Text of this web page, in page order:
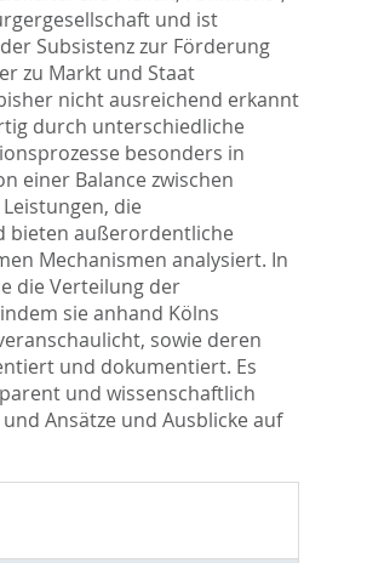
und ist
Subsistenz zur Förderung
zu Markt und Staat
nicht ausreichend erkannt
durch unterschiedliche
besonders in
einer Balance zwischen
die
bieten außerordentliche
Mechanismen analysiert. In
die Verteilung der
sie anhand Kölns
sowie deren
und dokumentiert. Es
und wissenschaftlich
Ansätze und Ausblicke auf